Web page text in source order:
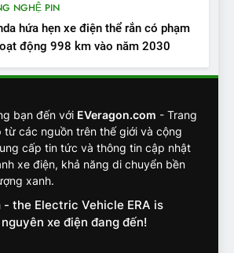
ĐÁNH GIÁ XE
Chuyên gia tiết lộ bài test
đối về an toàn trên VinFast
VF8
ĐÁNH GIÁ XE
VinFast VF7 đang bỏ xa
như thế nào?
ĐÁNH GIÁ XE
NGHỆ PIN
hứa hẹn xe điện thể rắn có phạm
động 998 km vào năm 2030
bạn đến với EVeragon.com - Trang
các nguồn trên thế giới và cộng
cấp tin tức và thông tin cập nhật
xe điện, khả năng di chuyển bền
xanh.
the Electric Vehicle ERA is
xe điện đang đến!